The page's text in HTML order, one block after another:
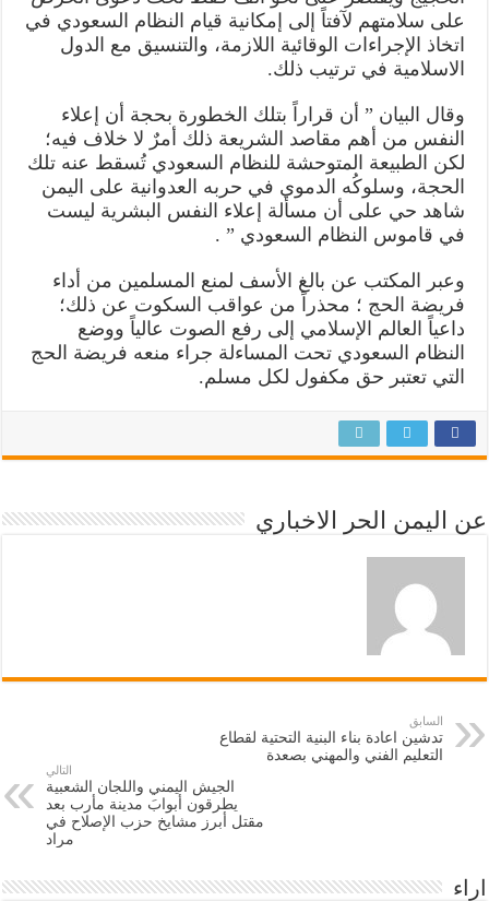
على سلامتهم لآفتاً إلى إمكانية قيام النظام السعودي في
اتخاذ الإجراءات الوقائية اللازمة، والتنسيق مع الدول
الاسلامية في ترتيب ذلك.
وقال البيان ” أن قراراً بتلك الخطورة بحجة أن إعلاء
النفس من أهم مقاصد الشريعة ذلك أمرٌ لا خلاف فيه؛
لكن الطبيعة المتوحشة للنظام السعودي تُسقط عنه تلك
الحجة، وسلوكُه الدموي في حربه العدوانية على اليمن
شاهد حي على أن مسألة إعلاء النفس البشرية ليست
في قاموس النظام السعودي ” .
وعبر المكتب عن بالغ الأسف لمنع المسلمين من أداء
فريضة الحج ؛ محذراً من عواقب السكوت عن ذلك؛
داعياً العالم الإسلامي إلى رفع الصوت عالياً ووضع
النظام السعودي تحت المساءلة جراء منعه فريضة الحج
التي تعتبر حق مكفول لكل مسلم.
عن اليمن الحر الاخباري
السابق
تدشين اعادة بناء البنية التحتية لقطاع
التعليم الفني والمهني بصعدة
التالي
الجيش اليمني واللجان الشعبية
يطرقون أبوابَ مدينة مأرب بعد
مقتل أبرز مشايخ حزب الإصلاح في
مراد
اراء